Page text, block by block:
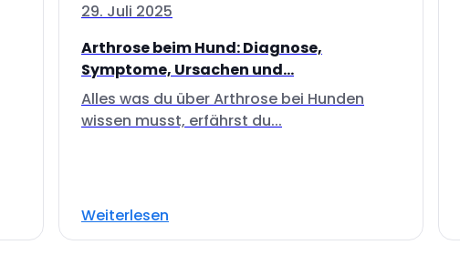
29. Juli 2025
Arthrose beim Hund: Diagnose,
Symptome, Ursachen und...
Alles was du über Arthrose bei Hunden
wissen musst, erfährst du...
Weiterlesen